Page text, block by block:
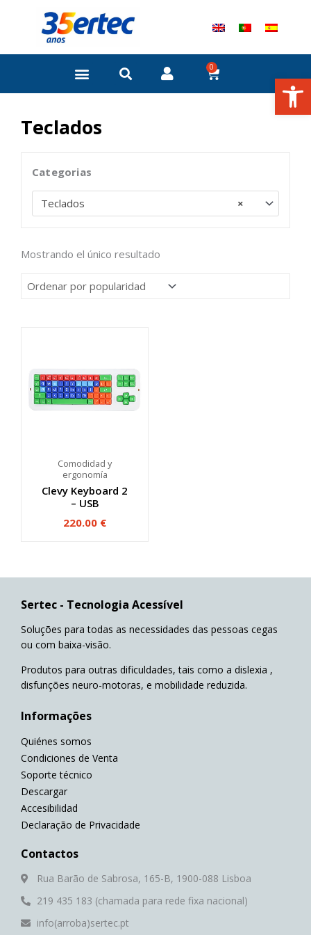
0
Carrito
Teclados
Categorias
×
Teclados
Mostrando el único resultado
Comodidad y
ergonomía
Clevy Keyboard 2
– USB
220.00 €
Sertec - Tecnologia Acessível
Soluções para todas as necessidades das pessoas cegas
ou com baixa-visão.
Produtos para outras dificuldades, tais como a dislexia ,
disfunções neuro-motoras, e mobilidade reduzida.
Informações
Quiénes somos
Condiciones de Venta
Soporte técnico
Descargar
Accesibilidad
Declaração de Privacidade
Contactos
Rua Barão de Sabrosa, 165-B, 1900-088 Lisboa
219 435 183 (chamada para rede fixa nacional)
info(arroba)sertec.pt